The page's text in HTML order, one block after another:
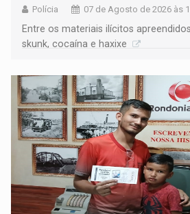
Polícia 07 de Agosto de 2026 às
Entre os materiais ilícitos
skunk, cocaína e haxixe